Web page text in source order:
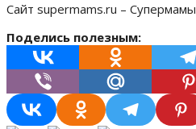
Сайт supermams.ru – Супермамы
Поделись полезным: